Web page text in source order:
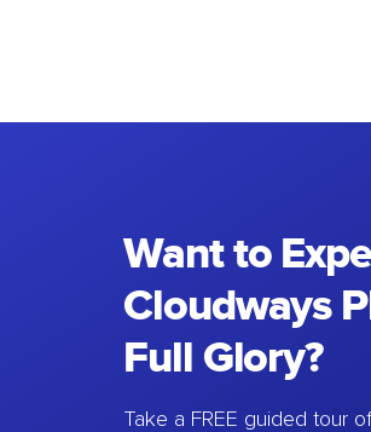
Want to
Cloudways
Full Glory?
Take a FREE guided tour